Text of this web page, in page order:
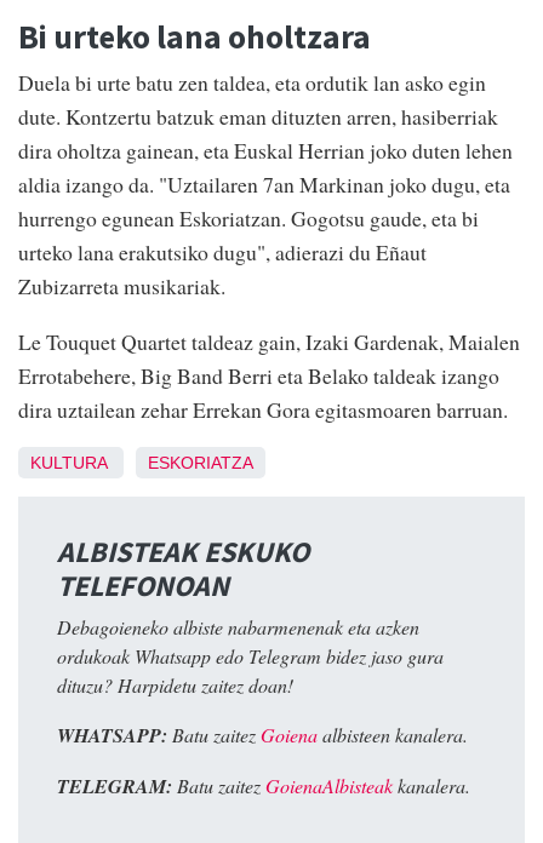
Bi urteko lana oholtzara
Duela bi urte batu zen taldea, eta ordutik lan asko egin
dute. Kontzertu batzuk eman dituzten arren, hasiberriak
dira oholtza gainean, eta Euskal Herrian joko duten lehen
aldia izango da. "Uztailaren 7an Markinan joko dugu, eta
hurrengo egunean Eskoriatzan. Gogotsu gaude, eta bi
urteko lana erakutsiko dugu", adierazi du Eñaut
Zubizarreta musikariak.
Le Touquet Quartet taldeaz gain, Izaki Gardenak, Maialen
Errotabehere, Big Band Berri eta Belako taldeak izango
dira uztailean zehar Errekan Gora egitasmoaren barruan.
KULTURA ESKORIATZA
ALBISTEAK ESKUKO
TELEFONOAN
Debagoieneko albiste nabarmenenak eta azken
ordukoak Whatsapp edo Telegram bidez jaso gura
dituzu? Harpidetu zaitez doan!
WHATSAPP: Batu zaitezGoienaalbisteen kanalera.
TELEGRAM: Batu zaitezGoienaAlbisteakkanalera.